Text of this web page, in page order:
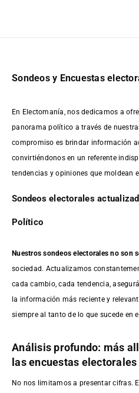
Sondeos y Encuestas
En Electomanía, nos dedicamos a
panorama político a través de
compromiso es brindar información
convirtiéndonos en un referente
tendencias y opiniones que moldean
Sondeos electorales
Político
Nuestros sondeos electorales no son
sociedad. Actualizamos
cada cambio, cada tendencia,
la información más reciente y
siempre al tanto de lo que sucede en
Análisis profundo: más
las encuestas electorales
No nos limitamos a presentar cifras.